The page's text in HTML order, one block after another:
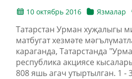
10 октябрь 2016 Язмалар
Татарстан Урман хуҗалыгы
матбугат хезмәте
караганда, Татарстанда
республика акциясе
808 яшь агач утыртылган. 1 -